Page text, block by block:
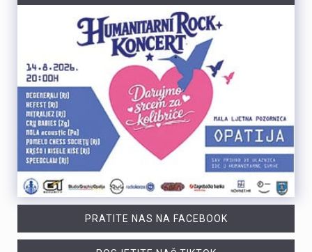
PRATITE NAS NA FACEBOOK